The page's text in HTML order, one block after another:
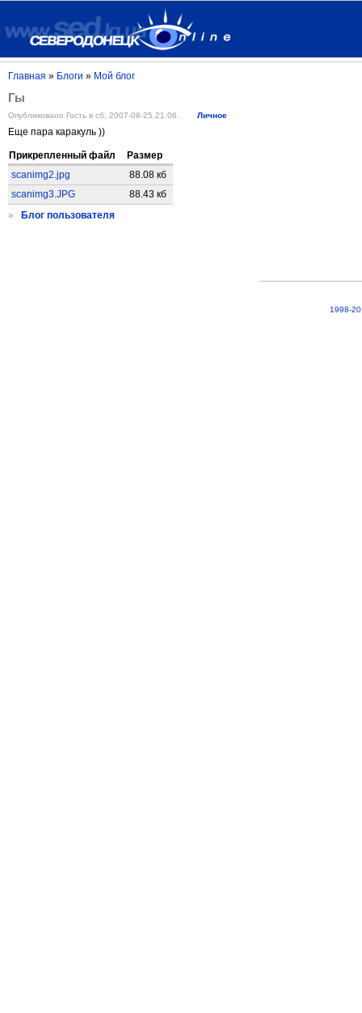
Главная » Блоги » Мой блог
Гы
Опубликовано Гость в сб, 2007-08-25 21:06. Личное
Еще пара каракуль ))
Прикрепленный файл
Размер
scanimg2.jpg
88.08 кб
scanimg3.JPG
88.43 кб
»
Блог пользователя
1998-